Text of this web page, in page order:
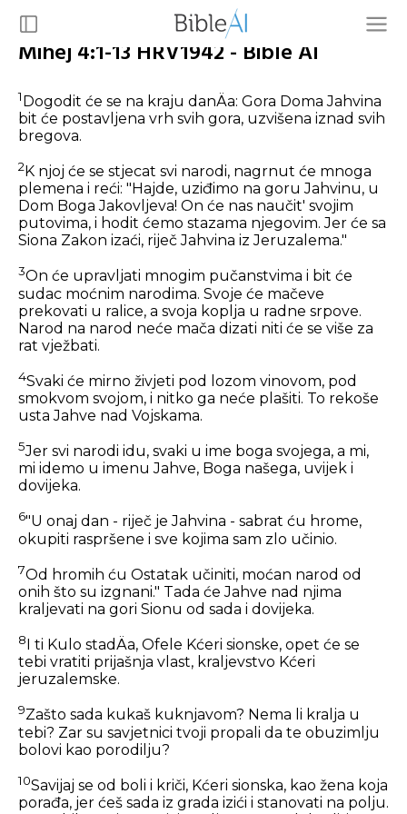
Mihej 4:1-13 HRV1942 - Bible AI
1Dogodit će se na kraju danÄa: Gora Doma Jahvina
bit će postavljena vrh svih gora, uzvišena iznad svih
bregova.
2 K njoj će se stjecat svi narodi, nagrnut će mnoga
plemena i reći: "Hajde, uziđimo na goru Jahvinu, u
Dom Boga Jakovljeva! On će nas naučit' svojim
putovima, i hodit ćemo stazama njegovim. Jer će sa
Siona Zakon izaći, riječ Jahvina iz Jeruzalema."
3On će upravljati mnogim pučanstvima i bit će
sudac moćnim narodima. Svoje će mačeve
prekovati u ralice, a svoja koplja u radne srpove.
Narod na narod neće mača dizati niti će se više za
rat vježbati.
4Svaki će mirno živjeti pod lozom vinovom, pod
smokvom svojom, i nitko ga neće plašiti. To rekoše
usta Jahve nad Vojskama.
5Jer svi narodi idu, svaki u ime boga svojega, a mi,
mi idemo u imenu Jahve, Boga našega, uvijek i
dovijeka.
6"U onaj dan - riječ je Jahvina - sabrat ću hrome,
okupiti raspršene i sve kojima sam zlo učinio.
7Od hromih ću Ostatak učiniti, moćan narod od
onih što su izgnani." Tada će Jahve nad njima
kraljevati na gori Sionu od sada i dovijeka.
8
I ti Kulo stadÄa, Ofele Kćeri sionske, opet će se
tebi vratiti prijašnja vlast, kraljevstvo Kćeri
jeruzalemske.
9Zašto sada kukaš kuknjavom? Nema li kralja u
tebi? Zar su savjetnici tvoji propali da te obuzimlju
bolovi kao porodilju?
10Savijaj se od boli i kriči, Kćeri sionska, kao žena koja
porađa, jer ćeš sada iz grada izići i stanovati na polju.